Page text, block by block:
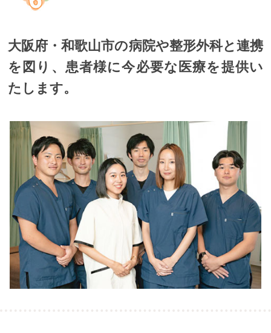
大阪府・和歌山市の病院や整形外科と連携
を図り、患者様に今必要な医療を提供い
たします。